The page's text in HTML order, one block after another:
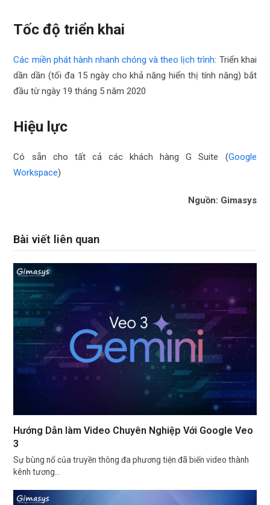
Tốc độ triển khai
Các miền phát hành nhanh chóng và theo lịch trình: Triển khai
dần dần (tối đa 15 ngày cho khả năng hiển thị tính năng) bắt
đầu từ ngày 19 tháng 5 năm 2020
Hiệu lực
Có sẵn cho tất cả các khách hàng G Suite (Google
Workspace)
Nguồn: Gimasys
Bài viết liên quan
Hướng Dẫn làm Video Chuyên Nghiệp Với Google Veo
3
Sự bùng nổ của truyền thông đa phương tiện đã biến video thành
kênh tương…